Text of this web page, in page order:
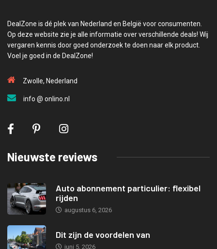
DealZone is dé plek van Nederland en België voor consumenten.
Op deze website zie je alle informatie over verschillende deals! Wij
vergaren kennis door goed onderzoek te doen naar elk product.
Voel je goed in de DealZone!
Zwolle, Nederland
info @ onlino.nl
Nieuwste reviews
Auto abonnement particulier: flexibel
rijden
augustus 6, 2026
Dit zijn de voordelen van
juni 5, 2026